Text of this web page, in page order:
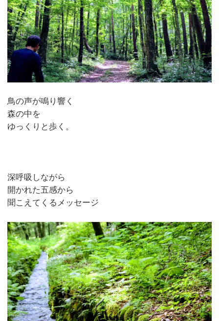
鳥の声が鳴り響く
森の中を
ゆっくりと歩く。
深呼吸しながら
開かれた五感から
聞こえてくるメッセージ